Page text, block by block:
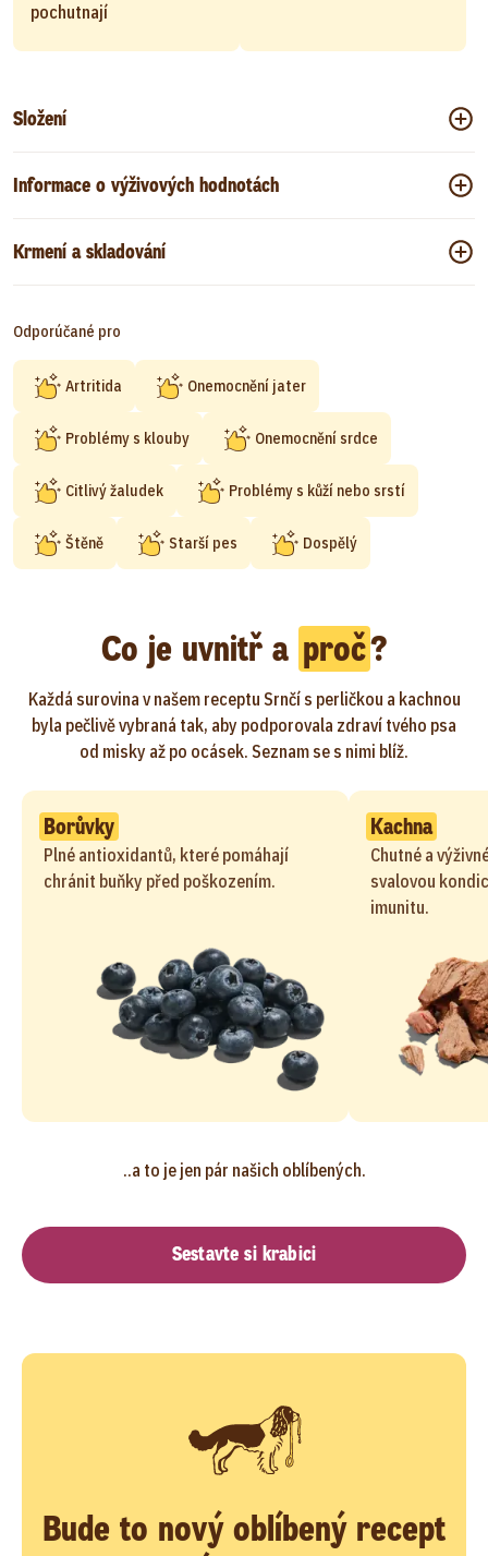
pochutnají
Složení
Informace o výživových hodnotách
Krmení a skladování
Odporúčané pro
Artritida Onemocnění jater
Problémy s klouby Onemocnění srdce
Citlivý žaludek Problémy s kůží nebo srstí
Štěně Starší pes Dospělý
Co je uvnitř a proč?
Každá surovina v našem receptu Srnčí s perličkou a kachnou
byla pečlivě vybraná tak, aby podporovala zdraví tvého psa
od misky až po ocásek. Seznam se s nimi blíž.
Borůvky
Plné antioxidantů, které pomáhají
chránit buňky před poškozením.
Kachna
Chutné a
svalovou
imunitu.
..a to je jen pár našich oblíbených.
Sestavte si krabici
Bude to nový oblíbený recept